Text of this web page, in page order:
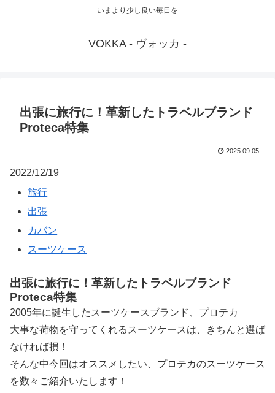
いまより少し良い毎日を
VOKKA - ヴォッカ -
出張に旅行に！革新したトラベルブランド
Proteca特集
2025.09.05
2022/12/19
旅行
出張
カバン
スーツケース
出張に旅行に！革新したトラベルブランド
Proteca特集
2005年に誕生したスーツケースブランド、プロテカ
大事な荷物を守ってくれるスーツケースは、きちんと選ば
なければ損！
そんな中今回はオススメしたい、プロテカのスーツケース
を数々ご紹介いたします！